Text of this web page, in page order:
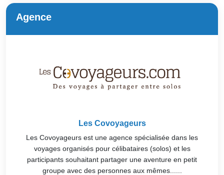
Agence
Les Covoyageurs
Les Covoyageurs est une agence spécialisée dans les
voyages organisés pour célibataires (solos) et les
participants souhaitant partager une aventure en petit
groupe avec des personnes aux mêmes......